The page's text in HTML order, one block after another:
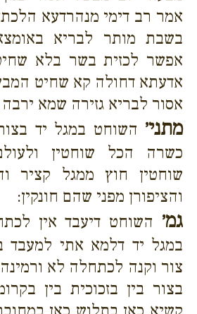
אמר רב דימי מנהרדעא
בשבת מותר לבריא
אפשר לכזית בשר בלא
אדעתא דחולה קא שחיט
אסור לבריא גזירה שמא
מתני׳ השוחט במגל יד
כשרה הכל שוחטין
שוחטין חוץ ממגל קציר
והציפורן מפני שהם חונקין:
גמ׳ השוחט דיעבד אין
במגל יד דלמא אתי למעבד
צור וקנה לכתחלה לא
בצור בין בזכוכית בין